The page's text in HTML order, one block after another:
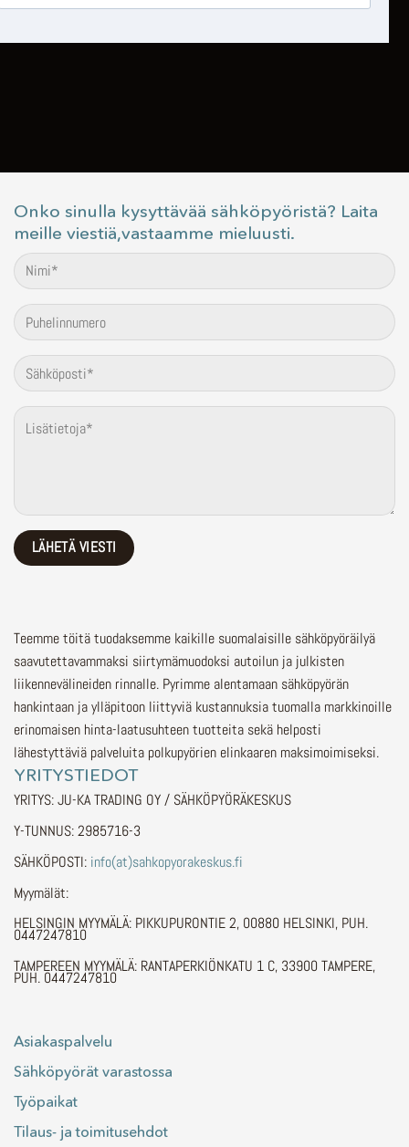
Onko sinulla kysyttävää sähköpyöristä? Laita
meille viestiä,vastaamme mieluusti.
Teemme töitä tuodaksemme kaikille suomalaisille sähköpyöräilyä
saavutettavammaksi siirtymämuodoksi autoilun ja julkisten
liikennevälineiden rinnalle. Pyrimme alentamaan sähköpyörän
hankintaan ja ylläpitoon liittyviä kustannuksia tuomalla markkinoille
erinomaisen hinta-laatusuhteen tuotteita sekä helposti
lähestyttäviä palveluita polkupyörien elinkaaren maksimoimiseksi.
YRITYSTIEDOT
YRITYS: JU-KA TRADING OY / SÄHKÖPYÖRÄKESKUS
Y-TUNNUS: 2985716-3
SÄHKÖPOSTI: info(at)sahkopyorakeskus.fi
Myymälät:
HELSINGIN MYYMÄLÄ: PIKKUPURONTIE 2, 00880 HELSINKI, PUH.
0447247810
TAMPEREEN MYYMÄLÄ: RANTAPERKIÖNKATU 1 C, 33900 TAMPERE,
PUH. 0447247810
Asiakaspalvelu
Sähköpyörät varastossa
Työpaikat
Tilaus- ja toimitusehdot